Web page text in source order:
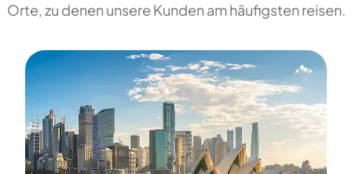
Orte, zu denen unsere Kunden am häufigsten reisen.